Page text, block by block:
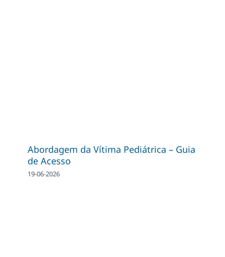
Abordagem da Vítima Pediátrica – Guia
de Acesso
19-06-2026